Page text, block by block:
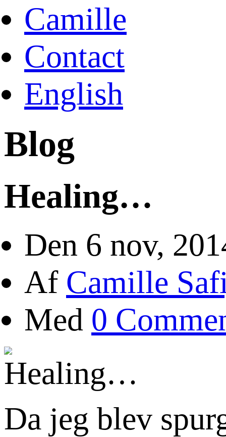
Camille
Contact
English
Blog
Healing…
Den 6 nov,
Af Camille
Med 0
Da jeg blev